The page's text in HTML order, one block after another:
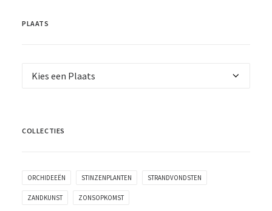
PLAATS
COLLECTIES
ORCHIDEEËN STINZENPLANTEN STRANDVONDSTEN
ZANDKUNST ZONSOPKOMST